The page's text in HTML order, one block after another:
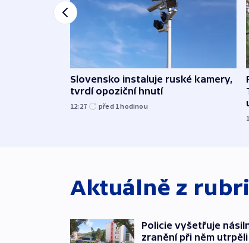
Slovensko instaluje ruské kamery,
tvrdí opoziční hnutí
12:27 před 1hodinou
Aktuálně z
Policie vyšetřuje
zranění při něm